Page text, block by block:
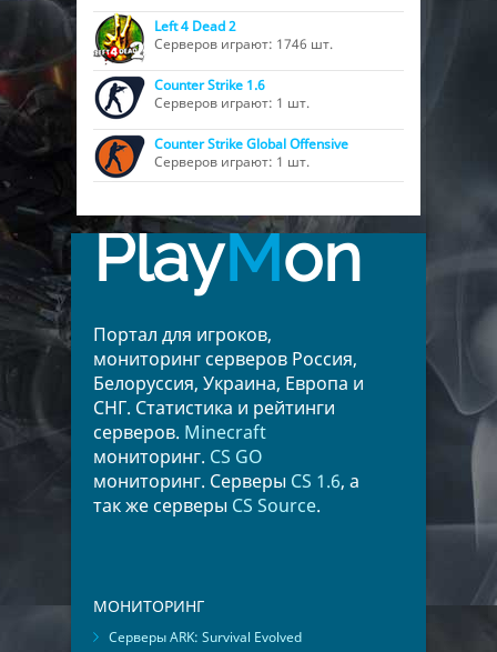
Left 4 Dead 2
Серверов играют: 1746 шт.
Counter Strike 1.6
Серверов играют: 1 шт.
Counter Strike Global Offensive
Серверов играют: 1 шт.
PlayMon
Портал для игроков,
мониторинг серверов Россия,
Белоруссия, Украина, Европа и
СНГ. Статистика и рейтинги
серверов. Minecraft
мониторинг. CS GO
мониторинг. Серверы CS 1.6, а
так же серверы CS Source.
МОНИТОРИНГ
Серверы ARK: Survival Evolved